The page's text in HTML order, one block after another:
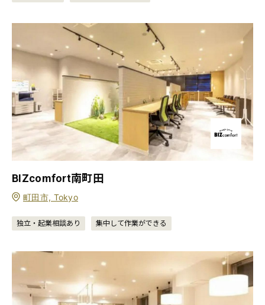
BIZcomfort南町田
町田市, Tokyo
独立・起業相談あり 集中して作業ができる